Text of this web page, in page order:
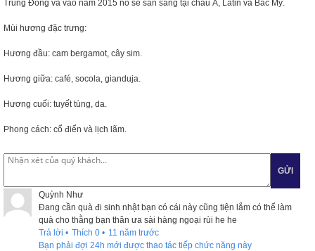
Trung Đông và vào năm 2015 nó sẽ sẵn sàng tại châu Á, Latin và Bắc Mỹ.
Mùi hương đặc trưng:
Hương đầu: cam bergamot, cây sim.
Hương giữa: café, socola, gianduja.
Hương cuối: tuyết tùng, da.
Phong cách: cổ điển và lịch lãm.
GỬI
Quỳnh Như
Đang cần quà đi sinh nhật bạn có cái này cũng tiện lắm có thể làm
quà cho thằng bạn thân ưa sài hàng ngoại rùi he he
Trả lời • Thích 0 • 11 năm trước
Bạn phải đợi 24h mới được thao tác tiếp chức năng này